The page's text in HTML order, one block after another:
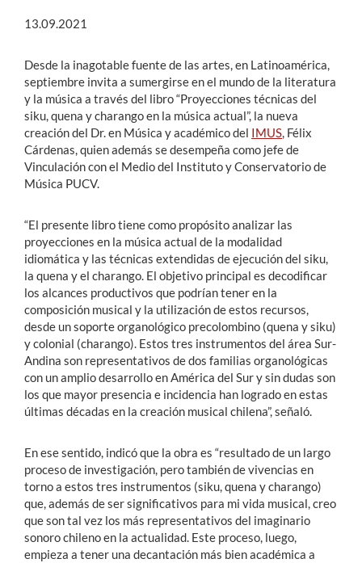
13.09.2021
Desde la inagotable fuente de las artes, en Latinoamérica,
septiembre invita a sumergirse en el mundo de la literatura
y la música a través del libro “Proyecciones técnicas del
siku, quena y charango en la música actual”, la nueva
creación del Dr. en Música y académico del IMUS, Félix
Cárdenas, quien además se desempeña como jefe de
Vinculación con el Medio del Instituto y Conservatorio de
Música PUCV.
“El presente libro tiene como propósito analizar las
proyecciones en la música actual de la modalidad
idiomática y las técnicas extendidas de ejecución del siku,
la quena y el charango. El objetivo principal es decodificar
los alcances productivos que podrían tener en la
composición musical y la utilización de estos recursos,
desde un soporte organológico precolombino (quena y siku)
y colonial (charango). Estos tres instrumentos del área Sur-
Andina son representativos de dos familias organológicas
con un amplio desarrollo en América del Sur y sin dudas son
los que mayor presencia e incidencia han logrado en estas
últimas décadas en la creación musical chilena”, señaló.
En ese sentido, indicó que la obra es “resultado de un largo
proceso de investigación, pero también de vivencias en
torno a estos tres instrumentos (siku, quena y charango)
que, además de ser significativos para mi vida musical, creo
que son tal vez los más representativos del imaginario
sonoro chileno en la actualidad. Este proceso, luego,
empieza a tener una decantación más bien académica a